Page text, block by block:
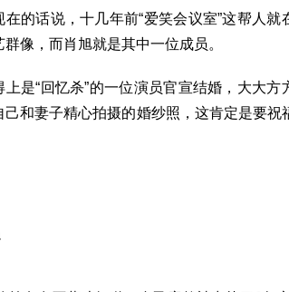
在的话说，十几年前“爱笑会议室”这帮人就
群像，而肖旭就是其中一位成员。
上是“回忆杀”的一位演员官宣结婚，大大方
己和妻子精心拍摄的婚纱照，这肯定是要祝